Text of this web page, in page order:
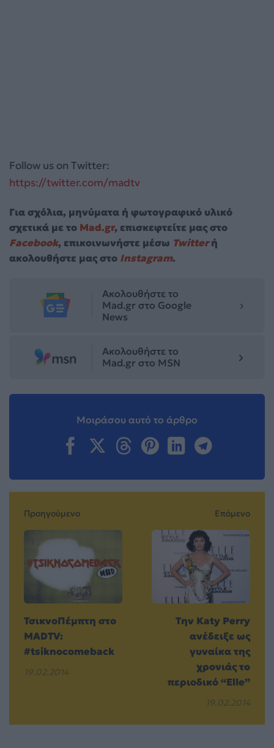
Follow us on Twitter:
https://twitter.com/madtv
Για σχόλια, μηνύματα ή φωτογραφικό υλικό
σχετικά με το Mad.gr, επισκεφτείτε μας στο
Facebook, επικοινωνήστε μέσω Twitterή
ακολουθήστε μας στο Instagram.
Ακολουθήστε το
Mad.gr στο Google
News
Ακολουθήστε το
Mad.gr στο MSN
Μοιράσου αυτό το άρθρο
Προηγούμενο
ΤσικνοΠέμπτη στο
MADTV:
#tsiknocomeback
19.02.2014
Επόμενο
Την Katy Perry
ανέδειξε ως
γυναίκα της
χρονιάς το
περιοδικό “Elle”
19.02.2014